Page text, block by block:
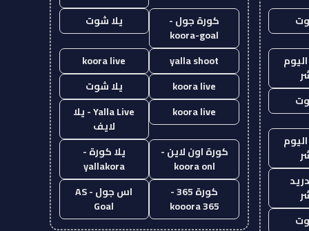
كورة جول -
koora-goal
يلا شوت
yalla shoot
koora live
koora live
يلا شوت
koora live
Yalla Live - يلا
لايف
كورة اون لاين -
koora onl
يلا كورة -
yallakora
كورة 365 -
kooora 365
اس جول - AS
Goal